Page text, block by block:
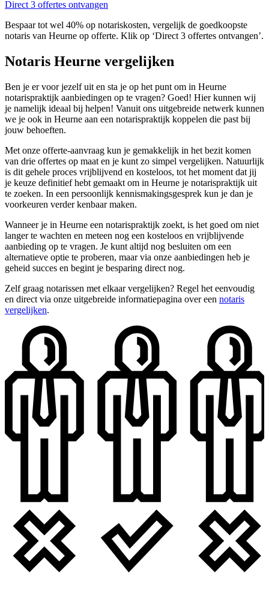
Direct 3 offertes ontvangen
Bespaar tot wel 40% op notariskosten, vergelijk de goedkoopste
notaris van Heurne op offerte. Klik op ‘Direct 3 offertes ontvangen’.
Notaris Heurne vergelijken
Ben je er voor jezelf uit en sta je op het punt om in Heurne
notarispraktijk aanbiedingen op te vragen? Goed! Hier kunnen wij
je namelijk ideaal bij helpen! Vanuit ons uitgebreide netwerk kunnen
we je ook in Heurne aan een notarispraktijk koppelen die past bij
jouw behoeften.
Met onze offerte-aanvraag kun je gemakkelijk in het bezit komen
van drie offertes op maat en je kunt zo simpel vergelijken. Natuurlijk
is dit gehele proces vrijblijvend en kosteloos, tot het moment dat jij
je keuze definitief hebt gemaakt om in Heurne je notarispraktijk uit
te zoeken. In een persoonlijk kennismakingsgesprek kun je dan je
voorkeuren verder kenbaar maken.
Wanneer je in Heurne een notarispraktijk zoekt, is het goed om niet
langer te wachten en meteen nog een kosteloos en vrijblijvende
aanbieding op te vragen. Je kunt altijd nog besluiten om een
alternatieve optie te proberen, maar via onze aanbiedingen heb je
geheid succes en begint je besparing direct nog.
Zelf graag notarissen met elkaar vergelijken? Regel het eenvoudig
en direct via onze uitgebreide informatiepagina over een notaris
vergelijken.